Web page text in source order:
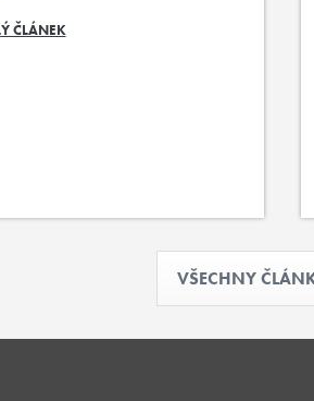
ČLÁNEK
VŠECHNY